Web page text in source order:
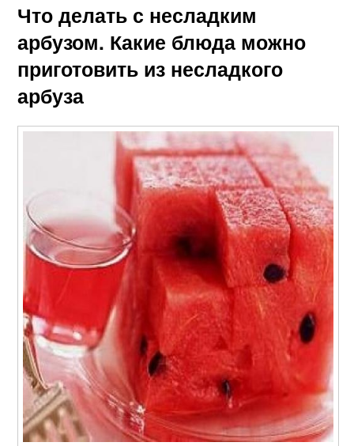
Что делать с несладким
арбузом. Какие блюда можно
приготовить из несладкого
арбуза